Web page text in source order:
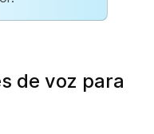
de voz para